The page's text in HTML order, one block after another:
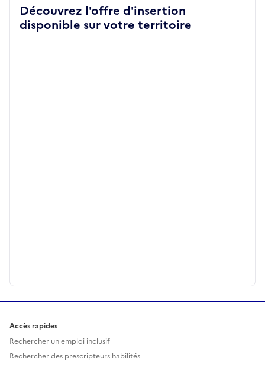
Découvrez l'offre d'insertion
disponible sur votre territoire
Accès rapides
Rechercher un emploi inclusif
Rechercher des prescripteurs habilités